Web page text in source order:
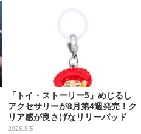
「トイ・ストーリー5」めじるし
アクセサリーが8月第4週発売！ク
リア感が良さげなリリーパッド
や、ジェシーなど全5種ラインナ
2026.8.5